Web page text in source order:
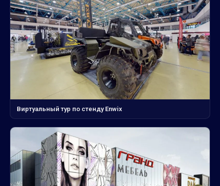
Виртуальный тур по стенду Enwix